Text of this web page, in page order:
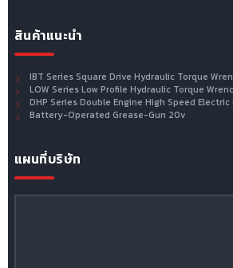
สินค้าแนะนำ
IBT Series Square Drive Hydraulic Torque
LOW Series Low Profile Hydraulic Torque
DHP Series Double Engine High Speed Electric
Battery-Operated Grease-Gun 20v
แผนที่บริษัท